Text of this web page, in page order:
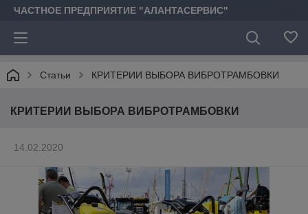
ЧАСТНОЕ ПРЕДПРИЯТИЕ "АЛАНТАСЕРВИС"
Статьи КРИТЕРИИ ВЫБОРА ВИБРОТРАМБОВКИ
КРИТЕРИИ ВЫБОРА ВИБРОТРАМБОВКИ
14.02.2020